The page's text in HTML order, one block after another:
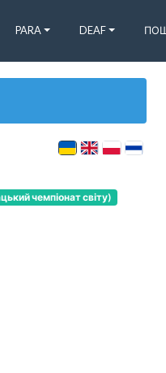
PARA DEAF
чемпіонат світу)